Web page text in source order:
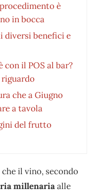
è
in bocca
diversi benefici e
con il POS al bar?
riguardo
che a Giugno
a tavola
del frutto
il vino, secondo
millenariaalle